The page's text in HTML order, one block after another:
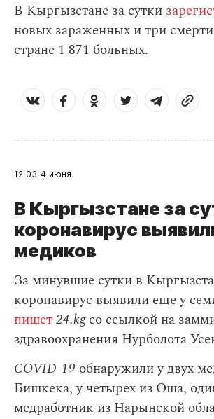
В Кыргызстане за сутки
новых зараженных и три
стране 1 871 больных.
12:03 4 июня
В Кыргызстане за
коронавирус
медиков
За минувшие сутки в
коронавирус выявили еще у
пишет24.kgсо ссылкой на
здравоохранения Нурболота
COVID-19 обнаружили у двух
Бишкека, у четырех из Оша,
медработник из Нарынской